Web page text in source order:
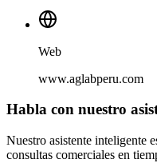
Web
www.aglabperu.com
Habla con nuestro
Nuestro asistente inteligente
consultas comerciales en